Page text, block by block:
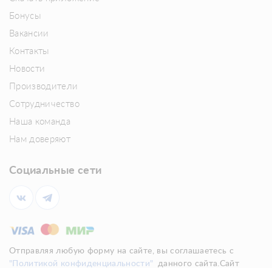
Бонусы
Вакансии
Контакты
Новости
Производители
Сотрудничество
Наша команда
Нам доверяют
Социальные сети
Отправляя любую форму на сайте, вы соглашаетесь с
"Политикой конфиденциальности"
данного сайта.Сайт